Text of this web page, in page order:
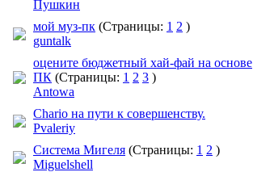
Пушкин
мой муз-пк (Страницы: 1 2 )
guntalk
оцените бюджетный хай-фай на основе
ПК (Страницы: 1 2 3 )
Antowa
Chario на пути к совершенству.
Pvaleriy
Система Мигеля (Страницы: 1 2 )
Miguelshell